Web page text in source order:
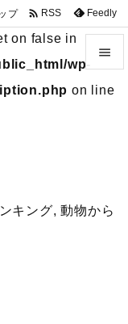
on false in
wp-
on line
キング, 動物から


前へ
プ  RSS Feedly